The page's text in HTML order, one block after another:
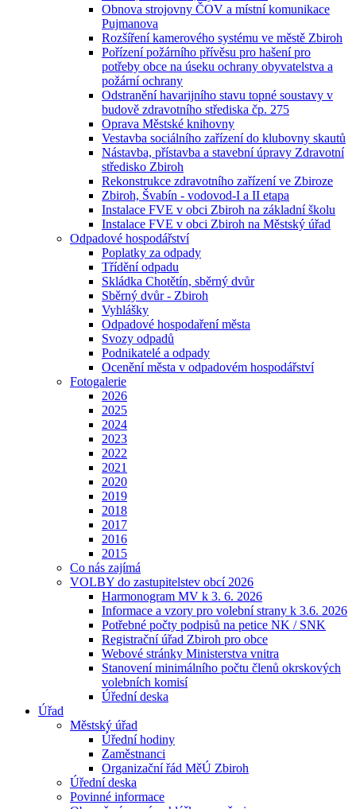
Obnova strojovny ČOV a místní komunikace
Pujmanova
Rozšíření kamerového systému ve městě Zbiroh
Pořízení požárního přívěsu pro hašení pro
potřeby obce na úseku ochrany obyvatelstva a
požární ochrany
Odstranění havarijního stavu topné soustavy v
budově zdravotního střediska čp. 275
Oprava Městské knihovny
Vestavba sociálního zařízení do klubovny skautů
Nástavba, přístavba a stavební úpravy Zdravotní
středisko Zbiroh
Rekonstrukce zdravotního zařízení ve Zbiroze
Zbiroh, Švabín - vodovod-I a II etapa
Instalace FVE v obci Zbiroh na základní školu
Instalace FVE v obci Zbiroh na Městský úřad
Odpadové hospodářství
Poplatky za odpady
Třídění odpadu
Skládka Chotětín, sběrný dvůr
Sběrný dvůr - Zbiroh
Vyhlášky
Odpadové hospodaření města
Svozy odpadů
Podnikatelé a odpady
Ocenění města v odpadovém hospodářství
Fotogalerie
2026
2025
2024
2023
2022
2021
2020
2019
2018
2017
2016
2015
Co nás zajímá
VOLBY do zastupitelstev obcí 2026
Harmonogram MV k 3. 6. 2026
Informace a vzory pro volební strany k 3.6. 2026
Potřebné počty podpisů na petice NK / SNK
Registrační úřad Zbiroh pro obce
Webové stránky Ministerstva vnitra
Stanovení minimálního počtu členů okrskových
volebních komisí
Úřední deska
Úřad
Městský úřad
Úřední hodiny
Zaměstnanci
Organizační řád MěÚ Zbiroh
Úřední deska
Povinné informace